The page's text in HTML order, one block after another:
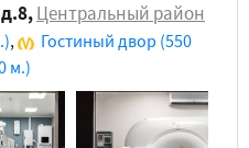
,Центральный район
, Гостиный двор (550
м.)